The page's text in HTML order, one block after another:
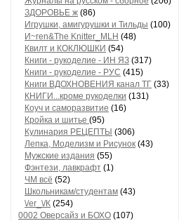
ЗДОРОВЬЕ ж (86)
Игрушки, амигурушки и Тильды (100)
И~ren&The Knitter_MLH (48)
Квилт и КОКЛЮШКИ (54)
Книги - рукоделие - ИН ЯЗ (317)
Книги - рукоделие - РУС (415)
Книги ВДОХНОВЕНИЯ канал ТГ (33)
КНИГИ...кроме рукоделки (131)
Коуч и саморазвитие (16)
Кройка и шитье (95)
Кулинария РЕЦЕПТЫ (306)
Лепка, Моделизм и Рисунок (43)
Мужские издания (55)
Фэнтези, лавкрафт (1)
ЧМ всё (52)
Школьникам/студентам (43)
\/еr_\/К (254)
0002 Оверсайз и БОХО (107)